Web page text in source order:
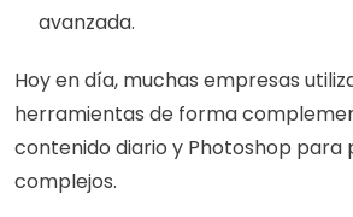
avanzada.
Hoy en día, muchas empresas
herramientas de forma
contenido diario y Photoshop para
complejos.